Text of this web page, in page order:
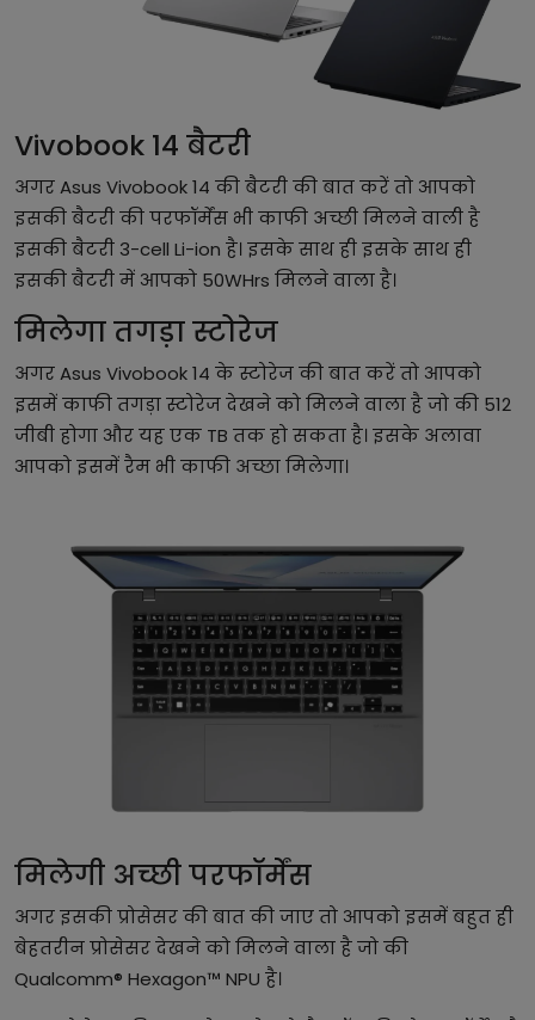
Vivobook 14 बैटरी
अगर Asus Vivobook 14 की बैटरी की बात करें तो आपको
इसकी बैटरी की परफॉर्मेंस भी काफी अच्छी मिलने वाली है
इसकी बैटरी 3-cell Li-ion है। इसके साथ ही इसके साथ ही
इसकी बैटरी में आपको 50WHrs मिलने वाला है।
मिलेगा तगड़ा स्टोरेज
अगर Asus Vivobook 14 के स्टोरेज की बात करें तो आपको
इसमें काफी तगड़ा स्टोरेज देखने को मिलने वाला है जो की 512
जीबी होगा और यह एक TB तक हो सकता है। इसके अलावा
आपको इसमें रैम भी काफी अच्छा मिलेगा।
मिलेगी अच्छी परफॉर्मेंस
अगर इसकी प्रोसेसर की बात की जाए तो आपको इसमें बहुत ही
बेहतरीन प्रोसेसर देखने को मिलने वाला है जो की
Qualcomm® Hexagon™ NPU है।